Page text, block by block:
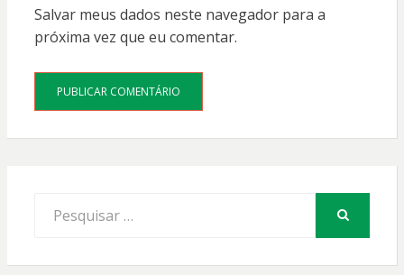
Salvar meus dados neste navegador para a
próxima vez que eu comentar.
por: